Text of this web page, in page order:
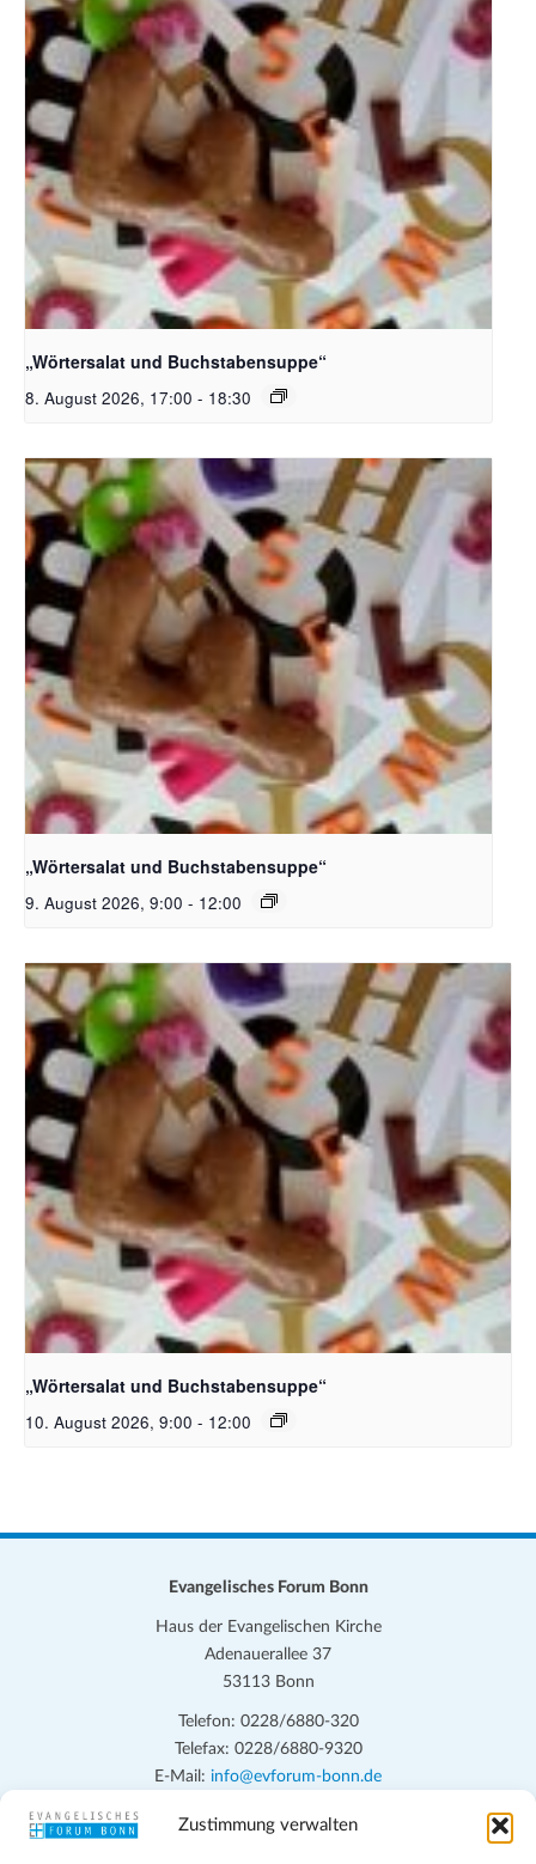
Zustimmung verwalten
Bildquelle_ Pixabay Free_Christoph Meinersmann
„Wörtersalat und Buchstabensuppe“
8. August 2026, 17:00 - 18:30
Bildquelle_ Pixabay Free_Christoph Meinersmann
„Wörtersalat und Buchstabensuppe“
9. August 2026, 9:00 - 12:00
Bildquelle_ Pixabay Free_Christoph Meinersmann
„Wörtersalat und Buchstabensuppe“
10. August 2026, 9:00 - 12:00
Evangelisches Forum Bonn
Haus der Evangelischen Kirche
Adenauerallee 37
53113 Bonn
Telefon: 0228/6880-320
Telefax: 0228/6880-9320
E-Mail: info@evforum-bonn.de
Das Evangelische Forum Bonn will in seinen zentralen